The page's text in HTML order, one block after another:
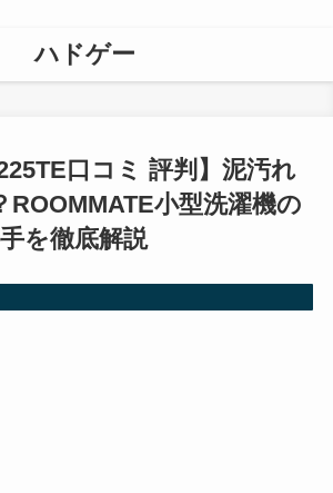
ハドゲー
225TE口コミ 評判】泥汚れ
ROOMMATE小型洗濯機の
を徹底解説